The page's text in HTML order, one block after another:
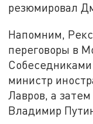
резюмировал
Напомним,
переговоры в
министр
Лавров, а
Владимир